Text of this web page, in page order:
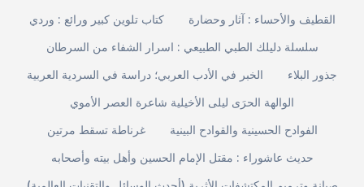
كتاب تلوين كبير ورائع : وردي
القطيف والأحساء : آثار وحضارة
سلسلة دليلك الطبي الطبيعي : اسرار الشفاء من السرطان
الخبر في الأدب العربي؛ دراسة في السردية العربية
جذور البلاء
الوالهة الحرَى ليلى الأخيلية شاعرة العصر الأموي
غرناطة تسقط مرتين
الفوادح الحسينية والقوادح البينية
حديث عاشوراء : مقتل الإمام الحسين وأهل بيته وأصحابه